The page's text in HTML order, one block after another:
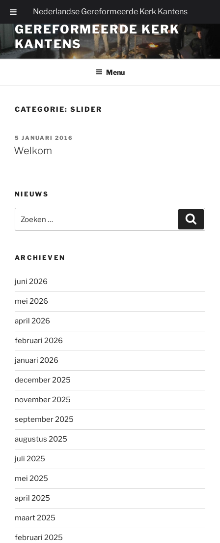
Nederlandse Gereformeerde Kerk Kantens
naar
inhoud
NEDERLANDSE
GEREFORMEERDE KERK
KANTENS
Menu
CATEGORIE: SLIDER
GEPLAATST
OP
5 JANUARI 2016
Welkom
NIEUWS
naar:
ARCHIEVEN
juni 2026
mei 2026
april 2026
februari 2026
januari 2026
december 2025
november 2025
september 2025
augustus 2025
juli 2025
mei 2025
april 2025
maart 2025
februari 2025